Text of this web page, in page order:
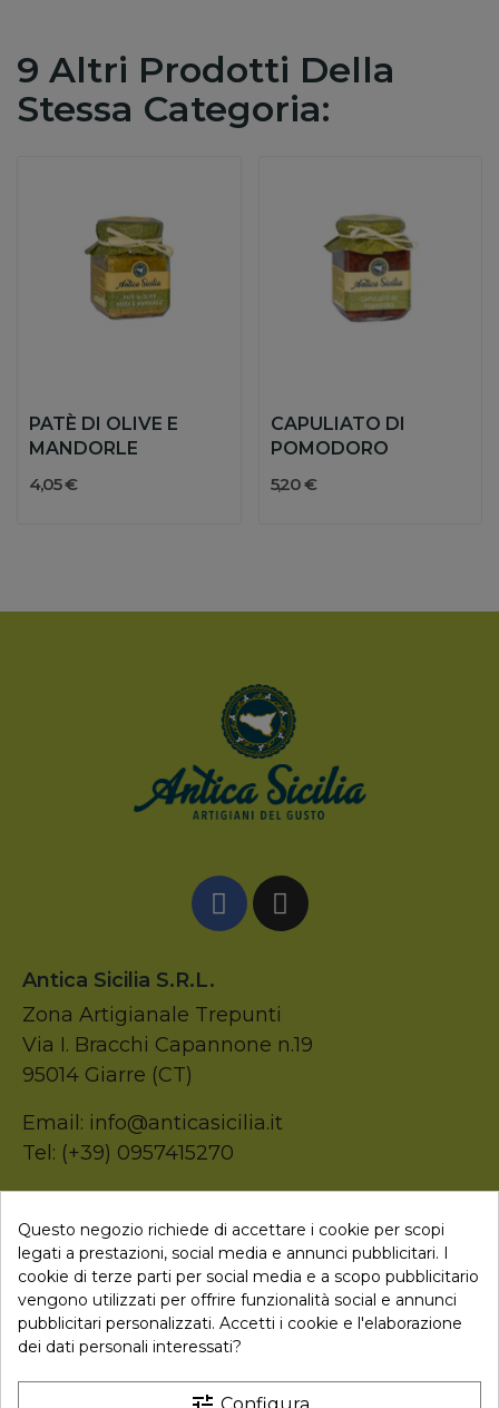
9 Altri Prodotti Della
Stessa Categoria:
PATÈ DI OLIVE E
MANDORLE
4,05 €
CAPULIATO DI
POMODORO
5,20 €
Antica Sicilia S.r.l.
Zona Artigianale Trepunti
Via I. Bracchi Capannone n.19
95014 Giarre (CT)
Email: info@anticasicilia.it
Tel: (+39) 0957415270
Collegamenti 
Newsletter
Questo negozio richiede di accettare i cookie per scopi
legati a prestazioni, social media e annunci pubblicitari. I
cookie di terze parti per social media e a scopo pubblicitario
vengono utilizzati per offrire funzionalità social e annunci
pubblicitari personalizzati. Accetti i cookie e l'elaborazione
dei dati personali interessati?